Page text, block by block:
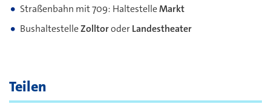
Straßenbahn mit 709: HaltestelleMarkt
BushaltestelleZolltoroderLandestheater
Teilen